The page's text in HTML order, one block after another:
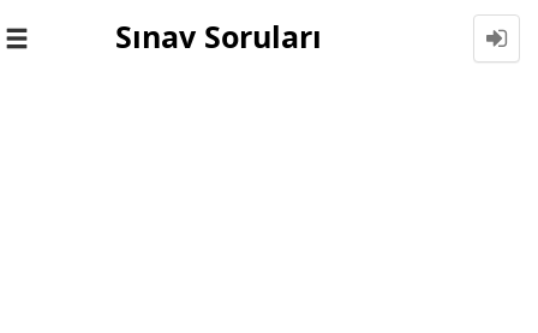
Toggle
Sınav Soruları